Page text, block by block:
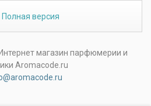
Полная версия
магазин парфюмерии и
Aromacode.ru